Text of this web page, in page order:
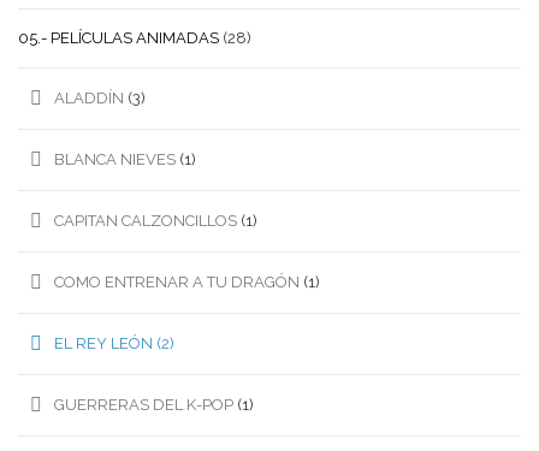
05.- PELÍCULAS ANIMADAS (28)
ALADDÍN (3)
BLANCA NIEVES (1)
CAPITAN CALZONCILLOS (1)
COMO ENTRENAR A TU DRAGÓN (1)
EL REY LEÓN (2)
GUERRERAS DEL K-POP (1)